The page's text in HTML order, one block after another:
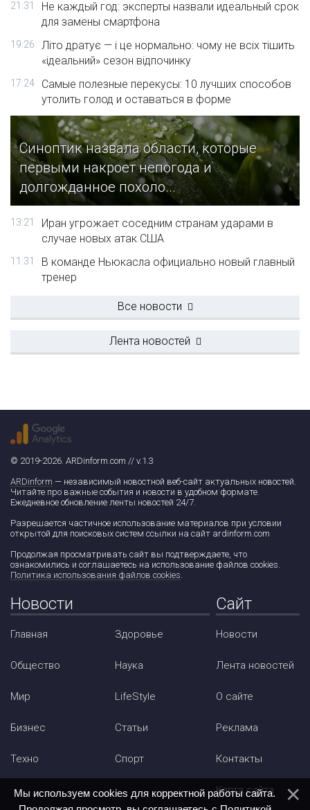
21:31
Не каждый год: эксперты назвали идеальный срок
для замены смартфона
19:26
Літо дратує — і це нормально: чому не всіх тішить
«ідеальний» сезон відпочинку
17:24
Самые полезные перекусы: 10 лучших способов
утолить голод и оставаться в форме
Синоптик назвала области, которые
первыми накроет непогода и
долгожданное похоло...
13:21
Иран угрожает соседним странам ударами в
случае новых атак США
11:31
В команде Ньюкасла официально новый главный
тренер
Все новости
Лента новостей
© 2019-2026. ARDinform.com // v.1.3
ARDinform — независимый новостной веб-сайт актуальных новостей.
Читайте про важные события и новости в удобном формате.
Ежедневное обновление ленты новостей 24/7.
Разрешается частичное использование материалов при условии
открытой для поисковых систем ссылки на сайт ardinform.com
Продолжая просматривать сайт вы подтверждаете, что
ознакомились и соглашаетесь на использование файлов cookies.
Политика использования файлов cookies.
Новости
Главная
Общество
Мир
Бизнес
Техно
Здоровье
Наука
LifeStyle
Статьи
Спорт
Сайт
Новости
Лента новостей
О сайте
Реклама
Контакты
Карта сайта
Мы используем cookies для корректной работы сайта.